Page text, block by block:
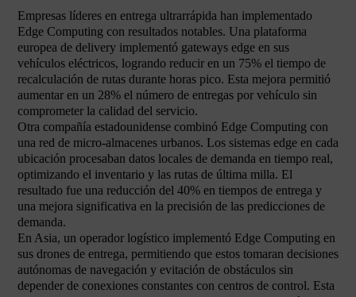
Empresas líderes en entrega ultrarrápida han implementado
Edge Computing con resultados notables. Una plataforma
europea de delivery implementó gateways edge en sus
vehículos eléctricos, logrando reducir en un 75% el tiempo de
recalculación de rutas durante horas pico. Esta mejora permitió
aumentar en un 28% el número de entregas por vehículo sin
comprometer la calidad del servicio.
Otra compañía estadounidense combinó Edge Computing con
una red de micro-almacenes urbanos. Los sistemas edge en cada
ubicación procesaban datos locales de demanda en tiempo real,
optimizando el inventario y las rutas de última milla. El
resultado fue una reducción del 40% en tiempos de entrega y
una mejora significativa en la precisión de las predicciones de
demanda.
En Asia, un operador logístico implementó Edge Computing en
sus drones de entrega, permitiendo que estos tomaran decisiones
autónomas de navegación y evitación de obstáculos sin
depender de conexiones constantes con centros de control. Esta